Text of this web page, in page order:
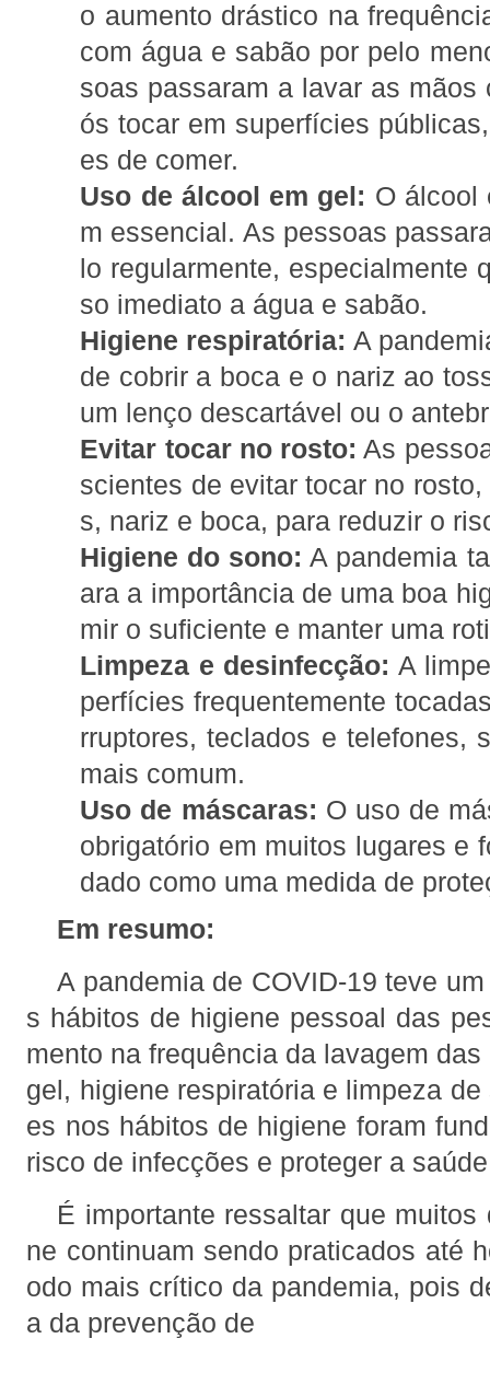
o aumento drástico na
com água e sabão por pelo
soas passaram a lavar as mãos
ós tocar em superfícies
es de comer.
Uso de álcool em gel: O álcool
m essencial. As pessoas
lo regularmente, especialmente
so imediato a água e sabão.
Higiene respiratória: A
de cobrir a boca e o nariz ao
um lenço descartável ou o
Evitar tocar no rosto: As
scientes de evitar tocar no
s, nariz e boca, para reduzir o
Higiene do sono: A pandemia
ara a importância de uma boa
mir o suficiente e manter uma
Limpeza e desinfecção: A
perfícies frequentemente
rruptores, teclados e telefones,
mais comum.
Uso de máscaras: O uso de
obrigatório em muitos lugares e
dado como uma medida de
Em resumo:
A pandemia de COVID-19 teve
s hábitos de higiene pessoal das
mento na frequência da lavagem
gel, higiene respiratória e limpeza
es nos hábitos de higiene foram
risco de infecções e proteger a
É importante ressaltar que
ne continuam sendo praticados até
odo mais crítico da pandemia, pois
a da prevenção de